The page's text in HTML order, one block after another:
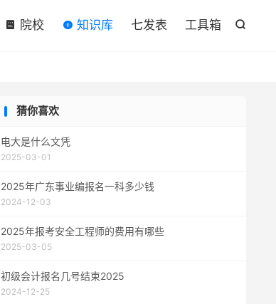

院校 知识库 七发表 工具箱
猜你喜欢
电大是什么文凭
2025-03-01
2025年广东事业编报名一科多少钱
2024-12-03
2025年报考安全工程师的费用有哪些
2025-03-05
初级会计报名几号结束2025
2024-12-25